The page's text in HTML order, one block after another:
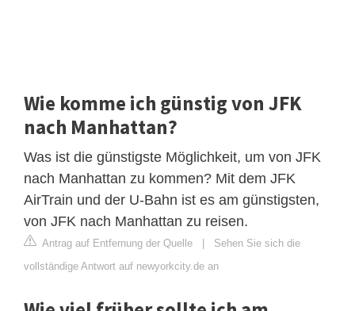
Wie komme ich günstig von JFK
nach Manhattan?
Was ist die günstigste Möglichkeit, um von JFK
nach Manhattan zu kommen? Mit dem JFK
AirTrain und der U-Bahn ist es am günstigsten,
von JFK nach Manhattan zu reisen.
Antrag auf Entfernung der Quelle | Sehen Sie sich die
vollständige Antwort auf newyorkcity.de an